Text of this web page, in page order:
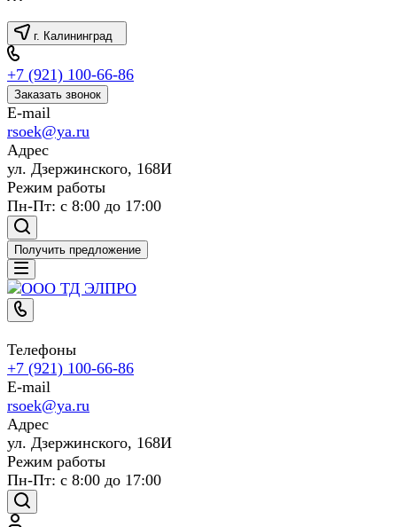
г. Калининград
+7 (921) 100-66-86
Заказать звонок
E-mail
rsoek@ya.ru
Адрес
ул. Дзержинского, 168И
Режим работы
Пн-Пт: с 8:00 до 17:00
Получить предложение
Телефоны
+7 (921) 100-66-86
E-mail
rsoek@ya.ru
Адрес
ул. Дзержинского, 168И
Режим работы
Пн-Пт: с 8:00 до 17:00